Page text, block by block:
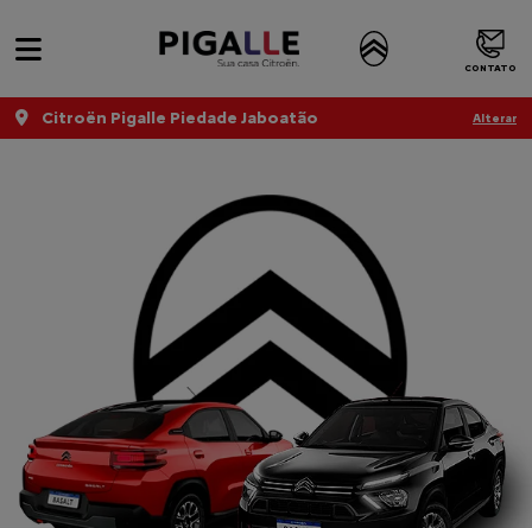
CONTATO
Citroën Pigalle Piedade Jaboatão Alterar